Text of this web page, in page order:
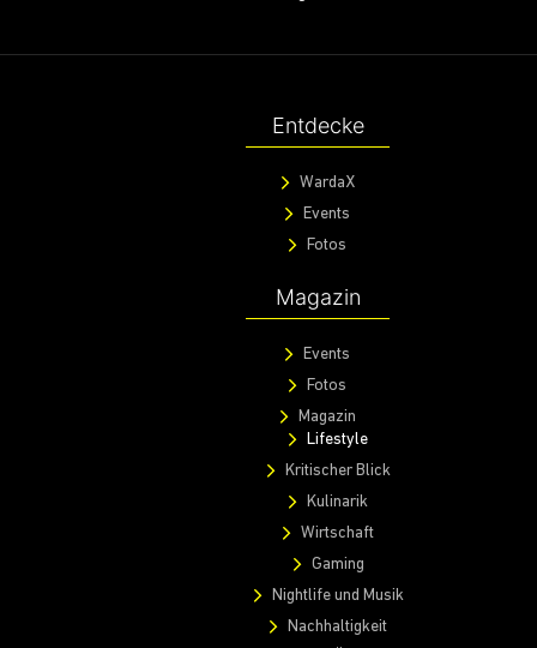
Entdecke
WardaX
Events
Fotos
Magazin
Events
Fotos
Magazin
Lifestyle
Kritischer Blick
Kulinarik
Wirtschaft
Gaming
Nightlife und Musik
Nachhaltigkeit